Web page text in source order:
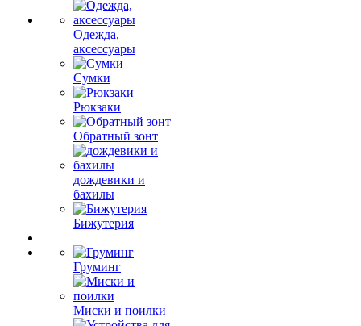
Одежда,
аксессуары
Сумки
Рюкзаки
Обратный зонт
дождевики и
бахилы
Бижутерия
Груминг
Миски и поилки